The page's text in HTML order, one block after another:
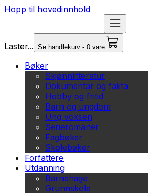
Hopp til hovedinnhold
Laster... Se handlekurv - 0 vare
Bøker
Skjønnlitteratur
Dokumentar og fakta
Hobby og fritid
Barn og ungdom
Ung voksen
Serieromaner
Fagbøker
Skolebøker
Forfattere
Utdanning
Barnehage
Grunnskole